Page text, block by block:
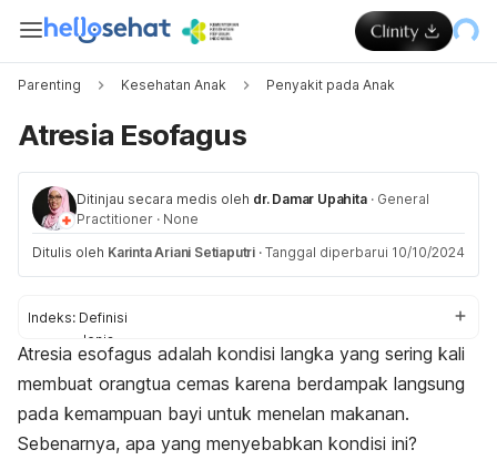
Parenting Kesehatan Anak Penyakit pada Anak
Atresia Esofagus
Ditinjau secara medis oleh dr. Damar Upahita · General
Practitioner · None
Ditulis oleh Karinta Ariani Setiaputri · Tanggal diperbarui 10/10/2024
Indeks: Definisi
Jenis
Gejala
Penyebab
Faktor risiko
Komplikasi
Diagnosis
Atresia esofagus adalah kondisi langka yang sering kali
membuat orangtua cemas karena berdampak langsung
pada kemampuan bayi untuk menelan makanan.
Sebenarnya, apa yang menyebabkan kondisi ini?